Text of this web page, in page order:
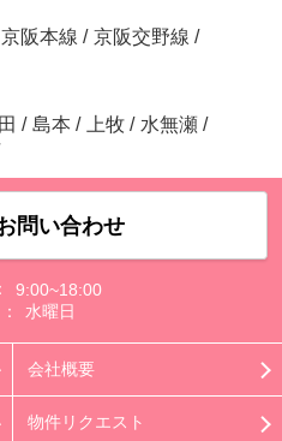
京阪本線 / 京阪交野線 /
/ 島本 / 上牧 / 水無瀬 /
問い合わせ
9:00~18:00
水曜日
会社概要
物件リクエスト